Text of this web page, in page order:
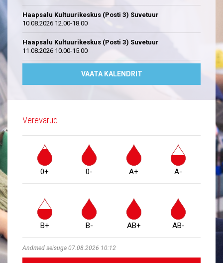
Haapsalu Kultuurikeskus (Posti 3) Suvetuur
10.08.2026 12.00-18.00
Haapsalu Kultuurikeskus (Posti 3) Suvetuur
11.08.2026 10.00-15.00
VAATA KALENDRIT
Verevarud
0+ 0- A+ A-
B+ B- AB+ AB-
Andmed seisuga 07.08.2026 10:12